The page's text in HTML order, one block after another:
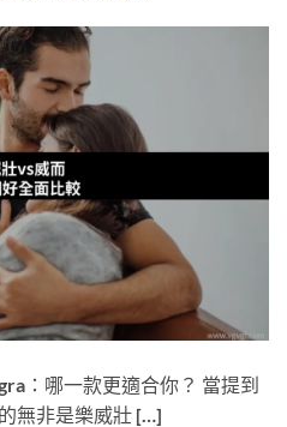
：哪一款更適合你？ 當提到
無非是樂威壯 […]